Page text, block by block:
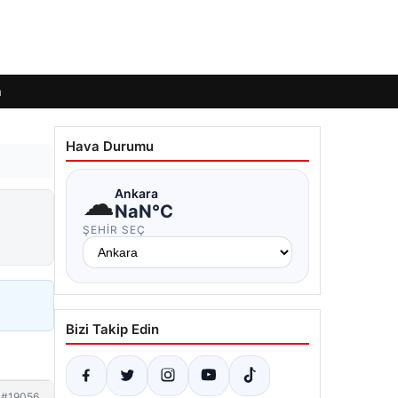
Hava Durumu
☁Ankara
NaN°C
ŞEHIR SEÇ
Bizi Takip Edin